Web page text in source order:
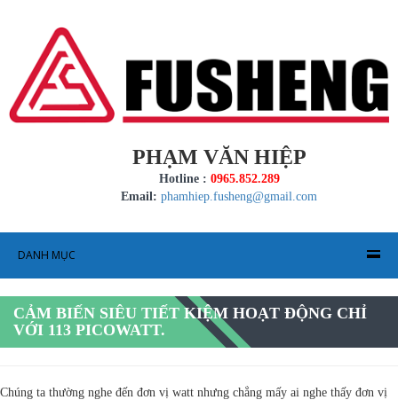
PHẠM VĂN HIỆP
Hotline : 0965.852.289
Email: phamhiep.fusheng@gmail.com
DANH MỤC
CẢM BIẾN SIÊU TIẾT KIỆM HOẠT ĐỘNG CHỈ
VỚI 113 PICOWATT.
Chúng ta thường nghe đến đơn vị watt nhưng chẳng mấy ai nghe thấy đơn vị